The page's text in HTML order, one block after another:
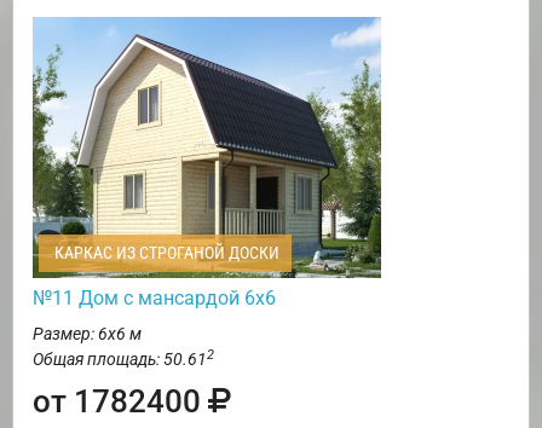
КАРКАС ИЗ СТРОГАНОЙ ДОСКИ
№11 Дом с мансардой 6х6
Размер: 6х6 м
Общая площадь: 50.612
от 1782400